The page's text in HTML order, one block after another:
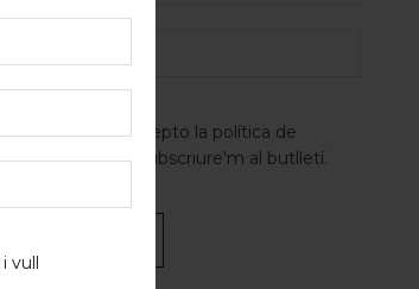
i vull
He llegit i accepto la política de
privacitati vull subscriure'm al butlletí.